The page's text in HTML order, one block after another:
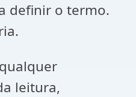
definir o termo.
leitura,